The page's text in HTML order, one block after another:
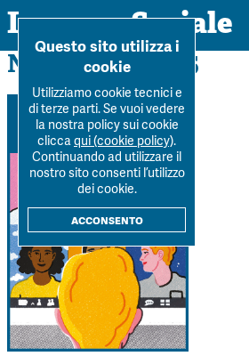
Impresa Sociale
Rivista
Ultimo numero
La Rivista
Submission
Colophon
Autori
Archivio
Forum
Forum
Tutti gli articoli
Autori
Argomenti
Dossier
Tutti i dossier
Workshop Impresa Sociale 2021
Impresa sociale, reciprocità e
Chi siamo
Contatti
Home Numero-2-2025
Numero 2 / 2025
Questo sito utilizza i
cookie
Utilizziamo cookie tecnici e
di terze parti. Se vuoi vedere
la nostra policy sui cookie
cliccaqui (cookie policy).
Continuando ad utilizzare il
nostro sito consenti l’utilizzo
dei cookie.
acconsento